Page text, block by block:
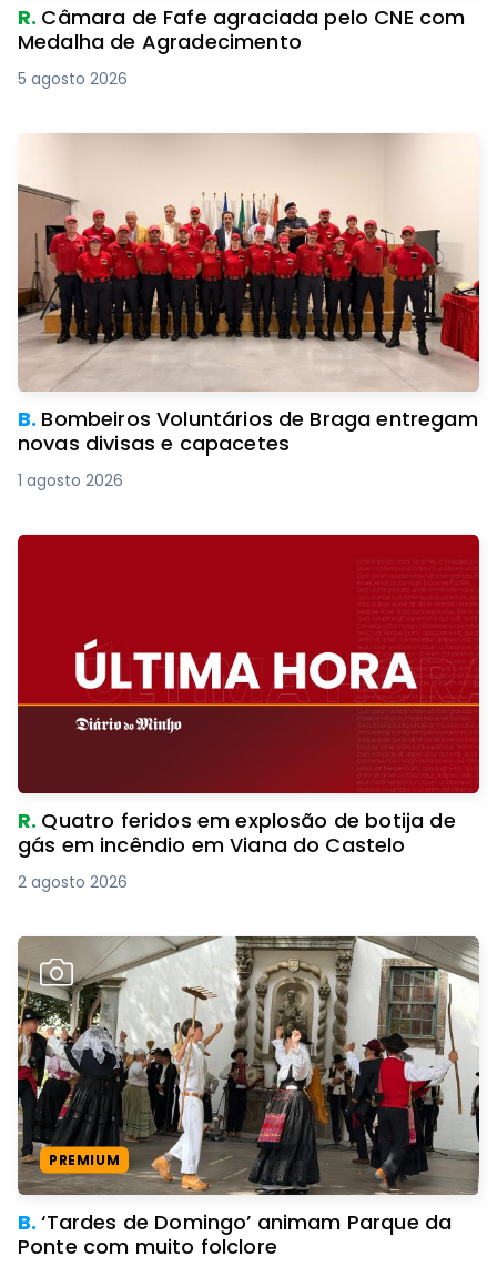
R. Câmara de Fafe agraciada pelo CNE com
Medalha de Agradecimento
5 agosto 2026
B. Bombeiros Voluntários de Braga entregam
novas divisas e capacetes
1 agosto 2026
R. Quatro feridos em explosão de botija de
gás em incêndio em Viana do Castelo
2 agosto 2026
PREMIUM
B.‘Tardes de Domingo’ animam Parque da
Ponte com muito folclore